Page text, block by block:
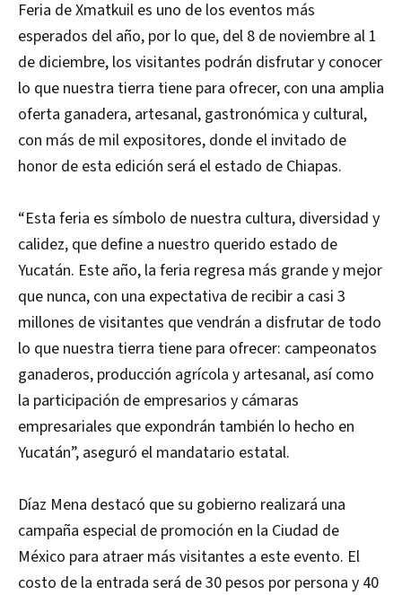
Feria de Xmatkuil es uno de los eventos más
esperados del año, por lo que, del 8 de noviembre al 1
de diciembre, los visitantes podrán disfrutar y conocer
lo que nuestra tierra tiene para ofrecer, con una amplia
oferta ganadera, artesanal, gastronómica y cultural,
con más de mil expositores, donde el invitado de
honor de esta edición será el estado de Chiapas.
“Esta feria es símbolo de nuestra cultura, diversidad y
calidez, que define a nuestro querido estado de
Yucatán. Este año, la feria regresa más grande y mejor
que nunca, con una expectativa de recibir a casi 3
millones de visitantes que vendrán a disfrutar de todo
lo que nuestra tierra tiene para ofrecer: campeonatos
ganaderos, producción agrícola y artesanal, así como
la participación de empresarios y cámaras
empresariales que expondrán también lo hecho en
Yucatán”, aseguró el mandatario estatal.
Díaz Mena destacó que su gobierno realizará una
campaña especial de promoción en la Ciudad de
México para atraer más visitantes a este evento. El
costo de la entrada será de 30 pesos por persona y 40